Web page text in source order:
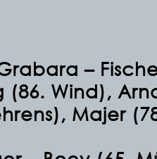
–
(86. Wind),
Majer